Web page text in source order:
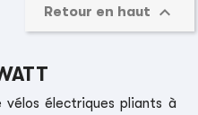
Retour en haut 
électriques pliants à